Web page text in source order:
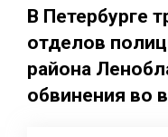
В Петербурге
отделов
района
обвинения во